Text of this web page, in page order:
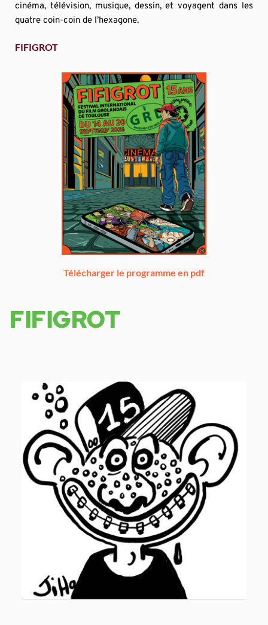
FIFIGROT
cinéma, télévision, musique, dessin, et voyagent dans les
quatre coin-coin de l’hexagone.
FIFIGROT
Télécharger le programme en pdf